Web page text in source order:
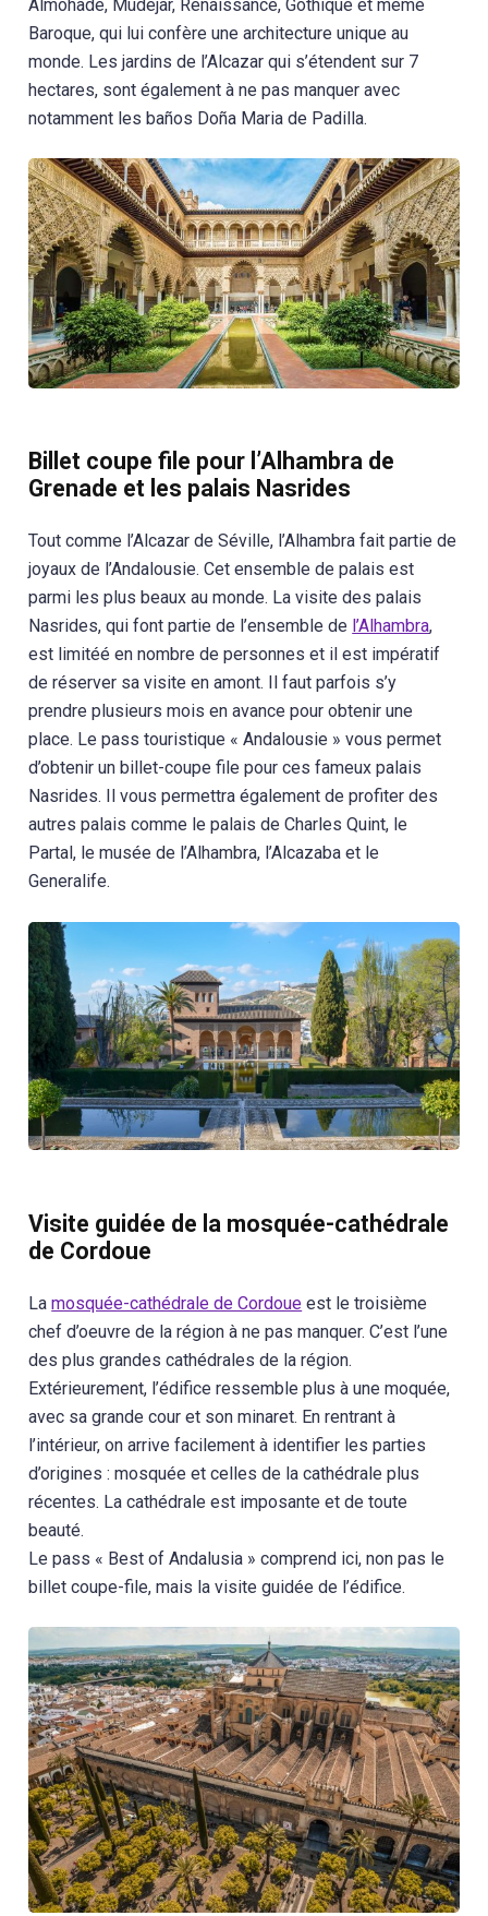
Almohade, Mudéjar, Renaissance, Gothique et même
Baroque, qui lui confère une architecture unique au
monde. Les jardins de l’Alcazar qui s’étendent sur 7
hectares, sont également à ne pas manquer avec
notamment les baños Doña Maria de Padilla.
Billet coupe file pour l’Alhambra de
Grenade et les palais Nasrides
Tout comme l’Alcazar de Séville, l’Alhambra fait partie de
joyaux de l’Andalousie. Cet ensemble de palais est
parmi les plus beaux au monde. La visite des palais
Nasrides, qui font partie de l’ensemble de l’Alhambra,
est limitéé en nombre de personnes et il est impératif
de réserver sa visite en amont. Il faut parfois s’y
prendre plusieurs mois en avance pour obtenir une
place. Le pass touristique « Andalousie » vous permet
d’obtenir un billet-coupe file pour ces fameux palais
Nasrides. Il vous permettra également de profiter des
autres palais comme le palais de Charles Quint, le
Partal, le musée de l’Alhambra, l’Alcazaba et le
Generalife.
Visite guidée de la mosquée-cathédrale
de Cordoue
Lamosquée-cathédrale de Cordoue est le troisième
chef d’oeuvre de la région à ne pas manquer. C’est l’une
des plus grandes cathédrales de la région.
Extérieurement, l’édifice ressemble plus à une moquée,
avec sa grande cour et son minaret. En rentrant à
l’intérieur, on arrive facilement à identifier les parties
d’origines : mosquée et celles de la cathédrale plus
récentes. La cathédrale est imposante et de toute
beauté.
Le pass « Best of Andalusia » comprend ici, non pas le
billet coupe-file, mais la visite guidée de l’édifice.